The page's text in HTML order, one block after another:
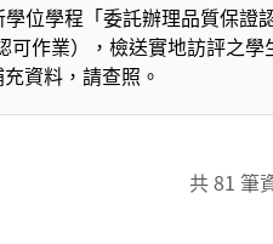
位學程「委託辦理品質保證
可作業），檢送實地訪評之學
資料，請查照。
共81 筆